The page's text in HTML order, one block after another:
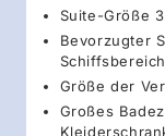
Suite-Größe
Bevorzugter
Schiffsbereich
Größe der
Großes